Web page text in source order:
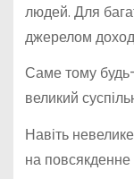
людей. Для
джерелом
Саме тому
великий
Навіть
на повсякденне